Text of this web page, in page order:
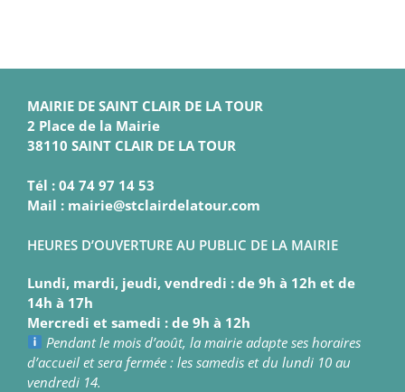
MAIRIE DE SAINT CLAIR DE LA TOUR
2 Place de la Mairie
38110 SAINT CLAIR DE LA TOUR
Tél : 04 74 97 14 53
Mail : mairie@stclairdelatour.com
HEURES D’OUVERTURE AU PUBLIC DE LA MAIRIE
Lundi, mardi, jeudi, vendredi : de 9h à 12h et de
14h à 17h
Mercredi et samedi : de 9h à 12h
Pendant le mois d’août, la mairie adapte ses horaires
d’accueil et sera fermée : les samedis et du lundi 10 au
vendredi 14.